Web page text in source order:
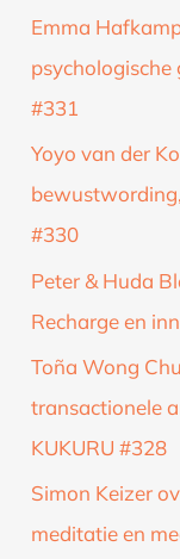
Emma
psychologische
#331
Yoyo van der
#330
Peter & Huda
Recharge en
Toña Wong
transactionele
KUKURU #328
Simon Keizer
meditatie en